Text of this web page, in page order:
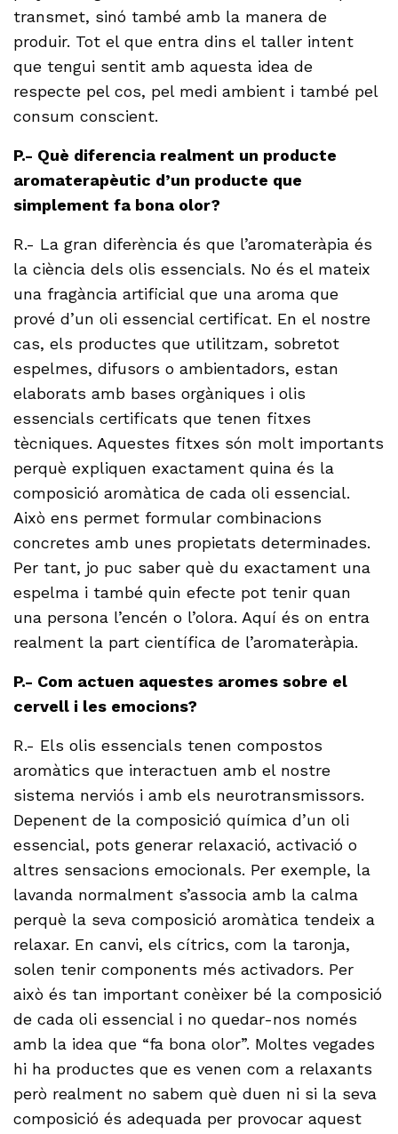
transmet, sinó també amb la manera de
produir. Tot el que entra dins el taller intent
que tengui sentit amb aquesta idea de
respecte pel cos, pel medi ambient i també pel
consum conscient.
P.- Què diferencia realment un producte
aromaterapèutic d’un producte que
simplement fa bona olor?
R.- La gran diferència és que l’aromateràpia és
la ciència dels olis essencials. No és el mateix
una fragància artificial que una aroma que
prové d’un oli essencial certificat. En el nostre
cas, els productes que utilitzam, sobretot
espelmes, difusors o ambientadors, estan
elaborats amb bases orgàniques i olis
essencials certificats que tenen fitxes
tècniques. Aquestes fitxes són molt importants
perquè expliquen exactament quina és la
composició aromàtica de cada oli essencial.
Això ens permet formular combinacions
concretes amb unes propietats determinades.
Per tant, jo puc saber què du exactament una
espelma i també quin efecte pot tenir quan
una persona l’encén o l’olora. Aquí és on entra
realment la part científica de l’aromateràpia.
P.- Com actuen aquestes aromes sobre el
cervell i les emocions?
R.- Els olis essencials tenen compostos
aromàtics que interactuen amb el nostre
sistema nerviós i amb els neurotransmissors.
Depenent de la composició química d’un oli
essencial, pots generar relaxació, activació o
altres sensacions emocionals. Per exemple, la
lavanda normalment s’associa amb la calma
perquè la seva composició aromàtica tendeix a
relaxar. En canvi, els cítrics, com la taronja,
solen tenir components més activadors. Per
això és tan important conèixer bé la composició
de cada oli essencial i no quedar-nos només
amb la idea que “fa bona olor”. Moltes vegades
hi ha productes que es venen com a relaxants
però realment no sabem què duen ni si la seva
composició és adequada per provocar aquest